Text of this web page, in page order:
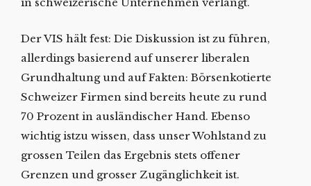
Der VIS hält fest: Die Diskussion ist zu führen,
allerdings basierend auf unserer liberalen
Grundhaltung und auf Fakten: Börsenkotierte
Schweizer Firmen sind bereits heute zu rund
70 Prozent in ausländischer Hand. Ebenso
wichtig istzu wissen, dass unser Wohlstand zu
grossen Teilen das Ergebnis stets offener
Grenzen und grosser Zugänglichkeit ist.